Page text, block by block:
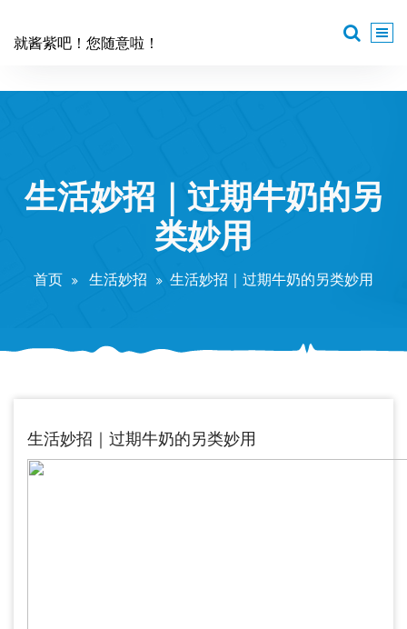
就酱紫吧！您随意啦！
生活妙招｜过期牛奶的另
类妙用
首页 生活妙招 生活妙招｜过期牛奶的另类妙用
生活妙招｜过期牛奶的另类妙用